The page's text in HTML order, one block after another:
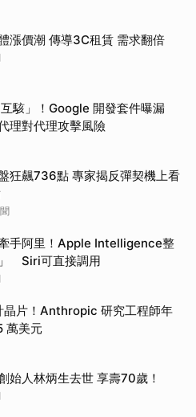
漲價潮 傳導3C租賃 需求翻倍
駭」！Google 開發套件曝漏
理對代理攻擊風險
狂飆736點 專家揭反彈契機上看
手阿里！Apple Intelligence整
Siri可直接調用
晶片！Anthropic 研究工程師年
萬美元
始人林炳生去世 享壽70歲！